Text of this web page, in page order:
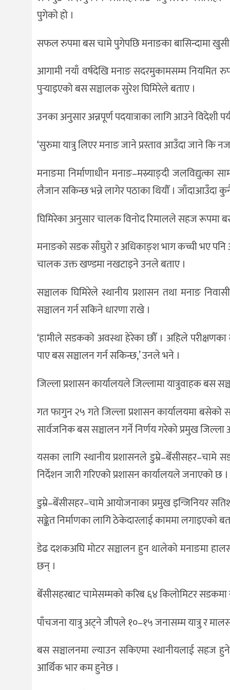
पुगेको हो ।
सफल रुपमा बस चामे पुगेपछि मनाङका बासिन्दामा
आगामी नयाँ वर्षदेखि मनाङ सदरमुकामसम्म नियमित
पुर्‍याइएको बस सञ्चालक सुरेश घिमिरेले बताए ।
उनका अनुसार अन्नपूर्ण पदयात्राका लागि आउने विदेशी
‘सुरुमा यात्रु लिएर मनाङ जाने प्रस्ताव आउँदा जाने कि
मनाङमा निर्माणाधीन मनाङ–मस्र्याङ्दी
लैजान सकिन्छ भन्ने लागेर पठाका थियौँ । जाँदाआउँदा
घिमिरेका अनुसार चालक विनोद रिमालले सहज रूपमा
मनाङको सडक साँघुरो र अधिकाङ्श भाग कच्ची भए
चालक उक्त खण्डमा नखटाइने उनले बताए ।
सञ्चालक घिमिरेले स्थानीय प्रशासन तथा मनाङ
सञ्चालन गर्न सकिने धारणा राखे ।
‘हामीले सडकको अवस्था हेरेका छौँ । अहिले
पाए बस सञ्चालन गर्न सकिन्छ,’ उनले भने ।
जिल्ला प्रशासन कार्यालयले जिल्लामा यात्रुवाहक बस
गत फागुन २५ गते जिल्ला प्रशासन कार्यालयमा
सार्वजनिक बस सञ्चालन गर्ने निर्णय गरेको प्रमुख
यसका लागि स्थानीय प्रशासनले
निर्देशन जारी गरिएको प्रशासन कार्यालयले जनाएको छ ।
डुम्रे–बेँसीसहर–चामे आयोजनाका प्रमुख इन्जिनियर
सङ्केत निर्माणका लागि ठेकेदारलाई काममा लगाइएको
डेढ दशकअघि मोटर सञ्चालन हुन थालेको मनाङमा
छन् ।
बेँसीसहरबाट चामेसम्मको करिब ६४ किलोमिटर सडकमा
पाँचजना यात्रु अट्ने जीपले १०–१५ जनासम्म यात्रु र
बस सञ्चालनमा ल्याउन सकिएमा स्थानीयलाई सहज
आर्थिक भार कम हुनेछ ।